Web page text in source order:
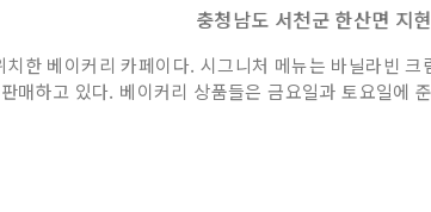
충청남도 서천군 한산면 지
한 베이커리 카페이다. 시그니처 메뉴는 바닐라빈
매하고 있다. 베이커리 상품들은 금요일과 토요일에